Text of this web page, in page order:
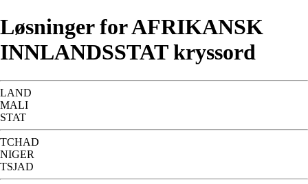
Løsninger for AFRIKANSK
INNLANDSSTAT kryssord
LAND
MALI
STAT
TCHAD
NIGER
TSJAD